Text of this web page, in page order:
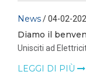
News/ 04-02-
Diamo il
Unisciti ad
LEGGI DI PIÙ